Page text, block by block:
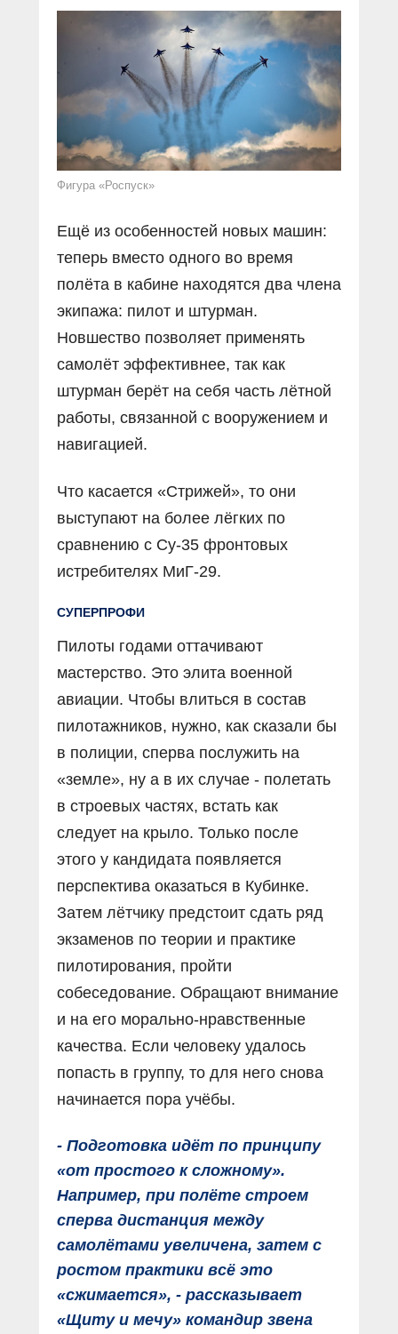
Фигура «Роспуск»
Ещё из особенностей новых машин:
теперь вместо одного во время
полёта в кабине находятся два члена
экипажа: пилот и штурман.
Новшество позволяет применять
самолёт эффективнее, так как
штурман берёт на себя часть лётной
работы, связанной с вооружением и
навигацией.
Что касается «Стрижей», то они
выступают на более лёгких по
сравнению с Су-35 фронтовых
истребителях МиГ-29.
СУПЕРПРОФИ
Пилоты годами оттачивают
мастерство. Это элита военной
авиации. Чтобы влиться в состав
пилотажников, нужно, как сказали бы
в полиции, сперва послужить на
«земле», ну а в их случае - полетать
в строевых частях, встать как
следует на крыло. Только после
этого у кандидата появляется
перспектива оказаться в Кубинке.
Затем лётчику предстоит сдать ряд
экзаменов по теории и практике
пилотирования, пройти
собеседование. Обращают внимание
и на его морально-нравственные
качества. Если человеку удалось
попасть в группу, то для него снова
начинается пора учёбы.
- Подготовка идёт по принципу
«от простого к сложному».
Например, при полёте строем
сперва дистанция между
самолётами увеличена, затем с
ростом практики всё это
«сжимается», - рассказывает
«Щиту и мечу» командир звена